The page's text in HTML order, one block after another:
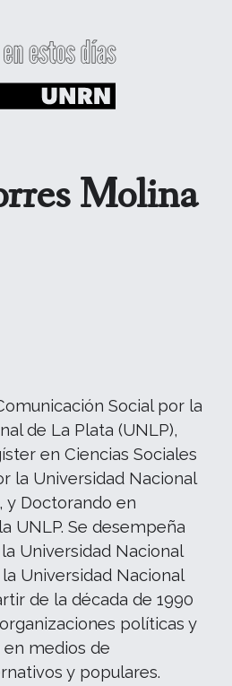
Molina
Social por la
de La Plata (UNLP),
en Ciencias Sociales
la Universidad Nacional
y Doctorando en
UNLP. Se desempeña
Universidad Nacional
Universidad Nacional
de la década de 1990
políticas y
medios de
y populares.